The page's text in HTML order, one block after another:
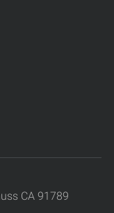
CA 91789